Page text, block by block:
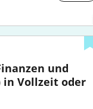
und
Vollzeit oder